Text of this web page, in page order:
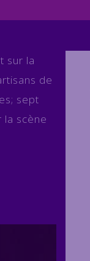
sur la
de
sept
scène